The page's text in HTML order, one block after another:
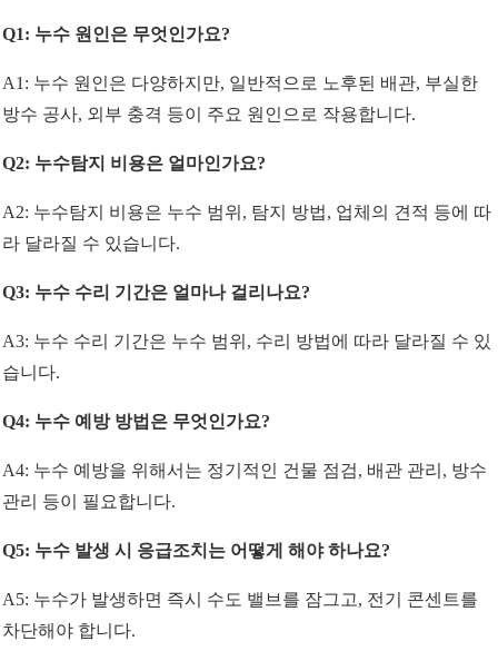
Q1: 누수 원인은 무엇인가요?
A1: 누수 원인은 다양하지만, 일반적으로 노후된 배관, 부실한
방수 공사, 외부 충격 등이 주요 원인으로 작용합니다.
Q2: 누수탐지 비용은 얼마인가요?
A2: 누수탐지 비용은 누수 범위, 탐지 방법, 업체의 견적 등에 따
라 달라질 수 있습니다.
Q3: 누수 수리 기간은 얼마나 걸리나요?
A3: 누수 수리 기간은 누수 범위, 수리 방법에 따라 달라질 수 있
습니다.
Q4: 누수 예방 방법은 무엇인가요?
A4: 누수 예방을 위해서는 정기적인 건물 점검, 배관 관리, 방수
관리 등이 필요합니다.
Q5: 누수 발생 시 응급조치는 어떻게 해야 하나요?
A5: 누수가 발생하면 즉시 수도 밸브를 잠그고, 전기 콘센트를
차단해야 합니다.